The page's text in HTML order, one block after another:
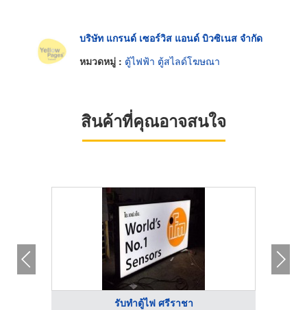
บริษัท แกรนด์ เซอร์วิส แอนด์ บิวซิเนส จำกัด
หมวดหมู่ : ตู้ไฟฟ้า ตู้สไลด์โฆษณา
สินค้าที่คุณอาจสนใจ
รับทำตู้ไฟ ศรีราชา